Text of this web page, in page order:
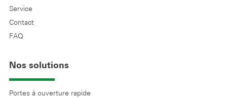
Service
Contact
FAQ
Nos solutions
Portes à ouverture rapide